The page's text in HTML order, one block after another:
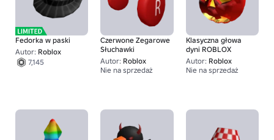
Fedorka w paski
Autor: Roblox
7,145
Czerwone Zegarowe
Słuchawki
Autor: Roblox
Nie na sprzedaż
25K+
Klasyczna głowa
dyni ROBLOX
Autor: Roblox
Nie na sprzedaż